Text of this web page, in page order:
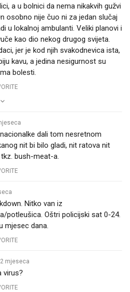
a u bolnici da nema nikakvih gužvi
osobno nije čuo ni za jedan slučaj
u lokalnoj ambulanti. Veliki planovi i
kao dio nekog drugog svijeta.
jer je kod njih svakodnevica ista,
kavu, a jedina nesigurnost su
bolesti.
dali tom nesretnom
nit bi bilo gladi, nit ratova nit
bush-meat-a.
Nitko van iz
potleušica. Oštri policijski sat 0-24.
mjesec dana.
mjeseca
virus?